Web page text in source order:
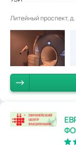
Литейный проспект, д.